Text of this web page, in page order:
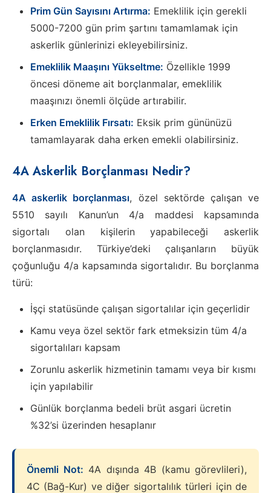
Prim Gün Sayısını Artırma: Emeklilik için gerekli
5000-7200 gün prim şartını tamamlamak için
askerlik günlerinizi ekleyebilirsiniz.
Emeklilik Maaşını Yükseltme: Özellikle 1999
öncesi döneme ait borçlanmalar, emeklilik
maaşınızı önemli ölçüde artırabilir.
Erken Emeklilik Fırsatı: Eksik prim gününüzü
tamamlayarak daha erken emekli olabilirsiniz.
4A Askerlik Borçlanması Nedir?
4A askerlik borçlanması, özel sektörde çalışan ve
5510 sayılı Kanun’un 4/a maddesi kapsamında
sigortalı olan kişilerin yapabileceği askerlik
borçlanmasıdır. Türkiye’deki çalışanların büyük
çoğunluğu 4/a kapsamında sigortalıdır. Bu borçlanma
türü:
İşçi statüsünde çalışan sigortalılar için geçerlidir
Kamu veya özel sektör fark etmeksizin tüm 4/a
sigortalıları kapsam
Zorunlu askerlik hizmetinin tamamı veya bir kısmı
için yapılabilir
Günlük borçlanma bedeli brüt asgari ücretin
%32’si üzerinden hesaplanır
Önemli Not: 4A dışında 4B (kamu görevlileri),
4C (Bağ-Kur) ve diğer sigortalılık türleri için de